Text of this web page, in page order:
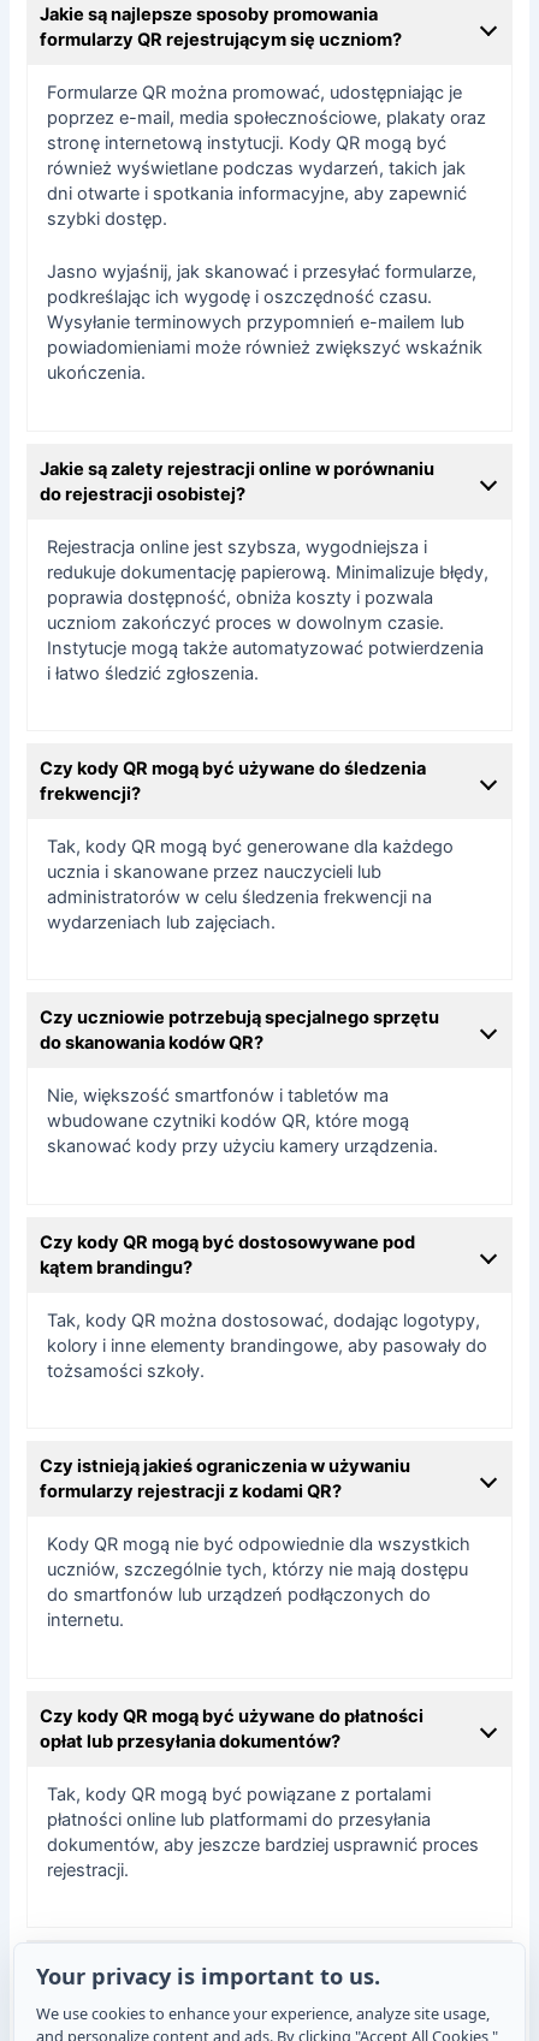
Jakie są najlepsze sposoby promowania
formularzy QR rejestrującym się uczniom?
Formularze QR można promować, udostępniając je
poprzez e-mail, media społecznościowe, plakaty oraz
stronę internetową instytucji. Kody QR mogą być
również wyświetlane podczas wydarzeń, takich jak
dni otwarte i spotkania informacyjne, aby zapewnić
szybki dostęp.
Jasno wyjaśnij, jak skanować i przesyłać formularze,
podkreślając ich wygodę i oszczędność czasu.
Wysyłanie terminowych przypomnień e-mailem lub
powiadomieniami może również zwiększyć wskaźnik
ukończenia.
Jakie są zalety rejestracji online w porównaniu
do rejestracji osobistej?
Rejestracja online jest szybsza, wygodniejsza i
redukuje dokumentację papierową. Minimalizuje błędy,
poprawia dostępność, obniża koszty i pozwala
uczniom zakończyć proces w dowolnym czasie.
Instytucje mogą także automatyzować potwierdzenia
i łatwo śledzić zgłoszenia.
Czy kody QR mogą być używane do śledzenia
frekwencji?
Tak, kody QR mogą być generowane dla każdego
ucznia i skanowane przez nauczycieli lub
administratorów w celu śledzenia frekwencji na
wydarzeniach lub zajęciach.
Czy uczniowie potrzebują specjalnego sprzętu
do skanowania kodów QR?
Nie, większość smartfonów i tabletów ma
wbudowane czytniki kodów QR, które mogą
skanować kody przy użyciu kamery urządzenia.
Czy kody QR mogą być dostosowywane pod
kątem brandingu?
Tak, kody QR można dostosować, dodając logotypy,
kolory i inne elementy brandingowe, aby pasowały do
tożsamości szkoły.
Czy istnieją jakieś ograniczenia w używaniu
formularzy rejestracji z kodami QR?
Kody QR mogą nie być odpowiednie dla wszystkich
uczniów, szczególnie tych, którzy nie mają dostępu
do smartfonów lub urządzeń podłączonych do
internetu.
Czy kody QR mogą być używane do płatności
opłat lub przesyłania dokumentów?
Tak, kody QR mogą być powiązane z portalami
płatności online lub platformami do przesyłania
dokumentów, aby jeszcze bardziej usprawnić proces
rejestracji.
Jak szkoły mogą rozpocząć korzystanie z
kodów QR w formularzach uczniowskich?
Your privacy is important to us.
We use cookies to enhance your experience, analyze site usage,
and personalize content and ads. By clicking "Accept All Cookies,"